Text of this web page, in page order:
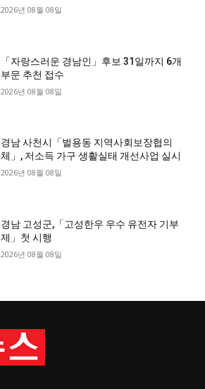
2026년 08월 08일
「자랑스러운 경남인」후보 31일까지 6개
부문 추천 접수
2026년 08월 08일
경남 사천시「벌용동 지역사회보장협의
체」, 저소득 가구 생활실태 개선사업 실시
2026년 08월 08일
경남 고성군,「고성한우 우수 유전자 기부
제」첫 시행
2026년 08월 08일